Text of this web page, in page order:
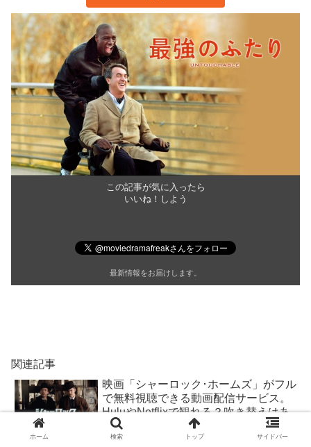
この記事が気に入ったら
いいね！しよう
最新情報をお届けします。
関連記事
映画「シャーロック･ホームズ」がフル
で無料視聴できる動画配信サービス。
HuluやNetflixで観れる？吹き替えはあ
る？
ホーム 検索 トップ サイドバー